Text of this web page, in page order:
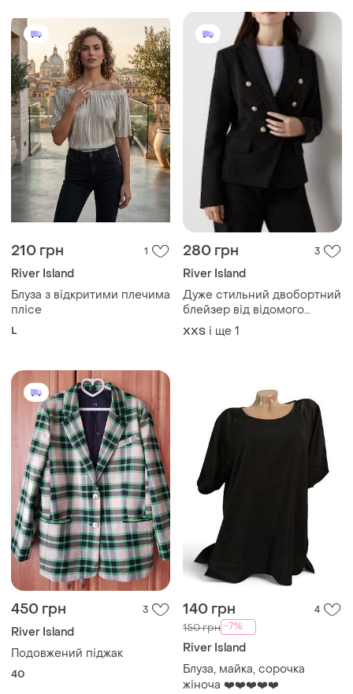
210 грн 1
River Island
Блуза з відкритими плечима
плісе
L
280 грн 3
River Island
Дуже стильний двобортний
блейзер від відомого
британського бренду river
island
XХS і ще 1
450 грн 3
River Island
Подовжений піджак
40
140 грн 4
150 грн -7%
River Island
Блуза, майка, сорочка
жіноча ❤️❤️❤️❤️❤️